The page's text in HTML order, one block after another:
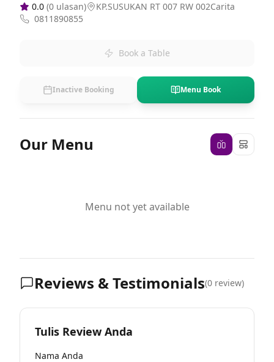
0.0 (0 ulasan)
KP.SUSUKAN RT 007 RW 002Carita
0811890855
Book a Table
Inactive Booking Menu Book
Our Menu
Menu not yet available
Reviews & Testimonials(0 review)
Tulis Review Anda
Nama Anda